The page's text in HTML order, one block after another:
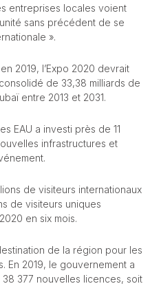
entreprises locales voient
sans précédent de se
».
2019, l’Expo 2020 devrait
de 33,38 milliards de
entre 2013 et 2031.
EAU a investi près de 11
infrastructures et
de visiteurs internationaux
de visiteurs uniques
en six mois.
de la région pour les
En 2019, le gouvernement a
377 nouvelles licences, soit